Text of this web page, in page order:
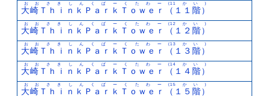
大崎ＴｈｉｎｋＰａｒｋＴｏｗｅｒ（１１階）
おおさきしんくぱーくたわー(11かい)
大崎ＴｈｉｎｋＰａｒｋＴｏｗｅｒ（１２階）
おおさきしんくぱーくたわー(12かい)
大崎ＴｈｉｎｋＰａｒｋＴｏｗｅｒ（１３階）
おおさきしんくぱーくたわー(13かい)
大崎ＴｈｉｎｋＰａｒｋＴｏｗｅｒ（１４階）
おおさきしんくぱーくたわー(14かい)
大崎ＴｈｉｎｋＰａｒｋＴｏｗｅｒ（１５階）
おおさきしんくぱーくたわー(15かい)